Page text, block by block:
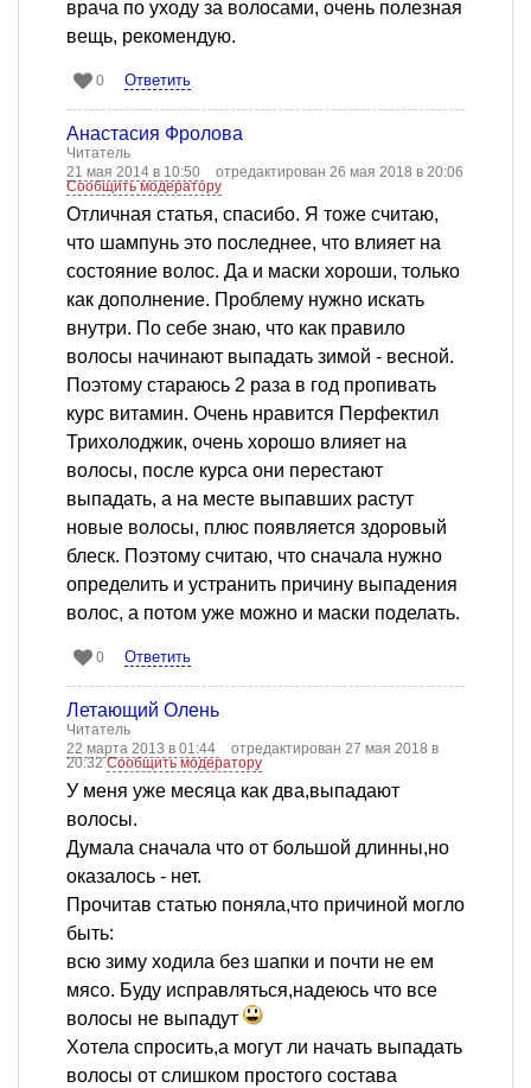
врача по уходу за волосами, очень полезная
вещь, рекомендую.
0 Ответить
Анастасия Фролова
Читатель
21 мая 2014 в 10:50
отредактирован 26 мая 2018 в 20:06
Сообщить модератору
Отличная статья, спасибо. Я тоже считаю,
что шампунь это последнее, что влияет на
состояние волос. Да и маски хороши, только
как дополнение. Проблему нужно искать
внутри. По себе знаю, что как правило
волосы начинают выпадать зимой - весной.
Поэтому стараюсь 2 раза в год пропивать
курс витамин. Очень нравится Перфектил
Трихолоджик, очень хорошо влияет на
волосы, после курса они перестают
выпадать, а на месте выпавших растут
новые волосы, плюс появляется здоровый
блеск. Поэтому считаю, что сначала нужно
определить и устранить причину выпадения
волос, а потом уже можно и маски поделать.
0 Ответить
Летающий Олень
Читатель
22 марта 2013 в 01:44
отредактирован 27 мая 2018 в
20:32Сообщить модератору
У меня уже месяца как два,выпадают
волосы.
Думала сначала что от большой длинны,но
оказалось - нет.
Прочитав статью поняла,что причиной могло
быть:
всю зиму ходила без шапки и почти не ем
мясо. Буду исправляться,надеюсь что все
волосы не выпадут
Хотела спросить,а могут ли начать выпадать
волосы от слишком простого состава